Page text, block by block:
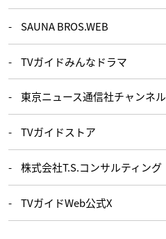
SAUNA BROS.WEB
TVガイドみんなドラマ
東京ニュース通信社チャンネル
TVガイドストア
株式会社T.S.コンサルティング
TVガイドWeb公式X